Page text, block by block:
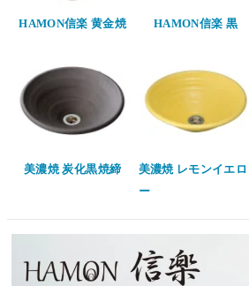
HAMON信楽 黄金焼 HAMON信楽 黒
美濃焼 炭化黒焼締
美濃焼 レモンイエロ
ー